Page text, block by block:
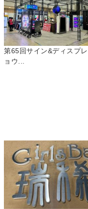
第65回サイン&ディスプ
ョウ...